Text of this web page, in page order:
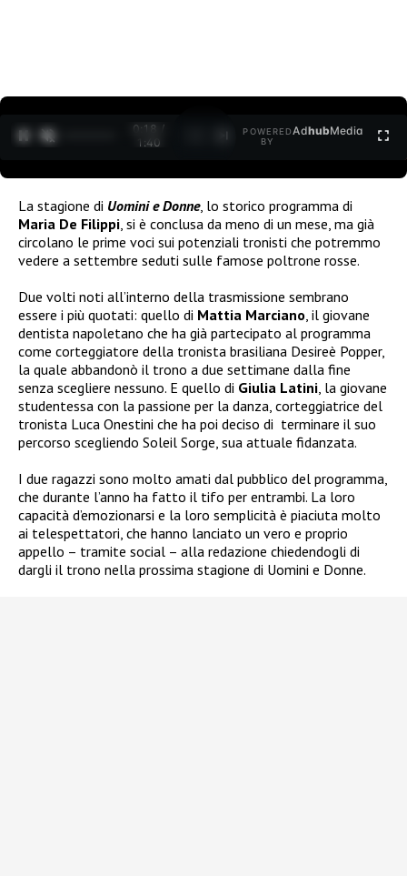
0:19 /
1:40
POWERED
BY
AdhubMedia
La stagione di Uomini e Donne, lo storico programma di
Maria De Filippi , si è conclusa da meno di un mese, ma già
circolano le prime voci sui potenziali tronisti che potremmo
vedere a settembre seduti sulle famose poltrone rosse.
Due volti noti all’interno della trasmissione sembrano
essere i più quotati: quello di Mattia Marciano , il giovane
dentista napoletano che ha già partecipato al programma
come corteggiatore della tronista brasiliana Desireè Popper,
la quale abbandonò il trono a due settimane dalla fine
senza scegliere nessuno. E quello di Giulia Latini , la giovane
studentessa con la passione per la danza, corteggiatrice del
tronista Luca Onestini che ha poi deciso di terminare il suo
percorso scegliendo Soleil Sorge, sua attuale fidanzata.
I due ragazzi sono molto amati dal pubblico del programma,
che durante l’anno ha fatto il tifo per entrambi. La loro
capacità d’emozionarsi e la loro semplicità è piaciuta molto
ai telespettatori, che hanno lanciato un vero e proprio
appello – tramite social – alla redazione chiedendogli di
dargli il trono nella prossima stagione di Uomini e Donne.